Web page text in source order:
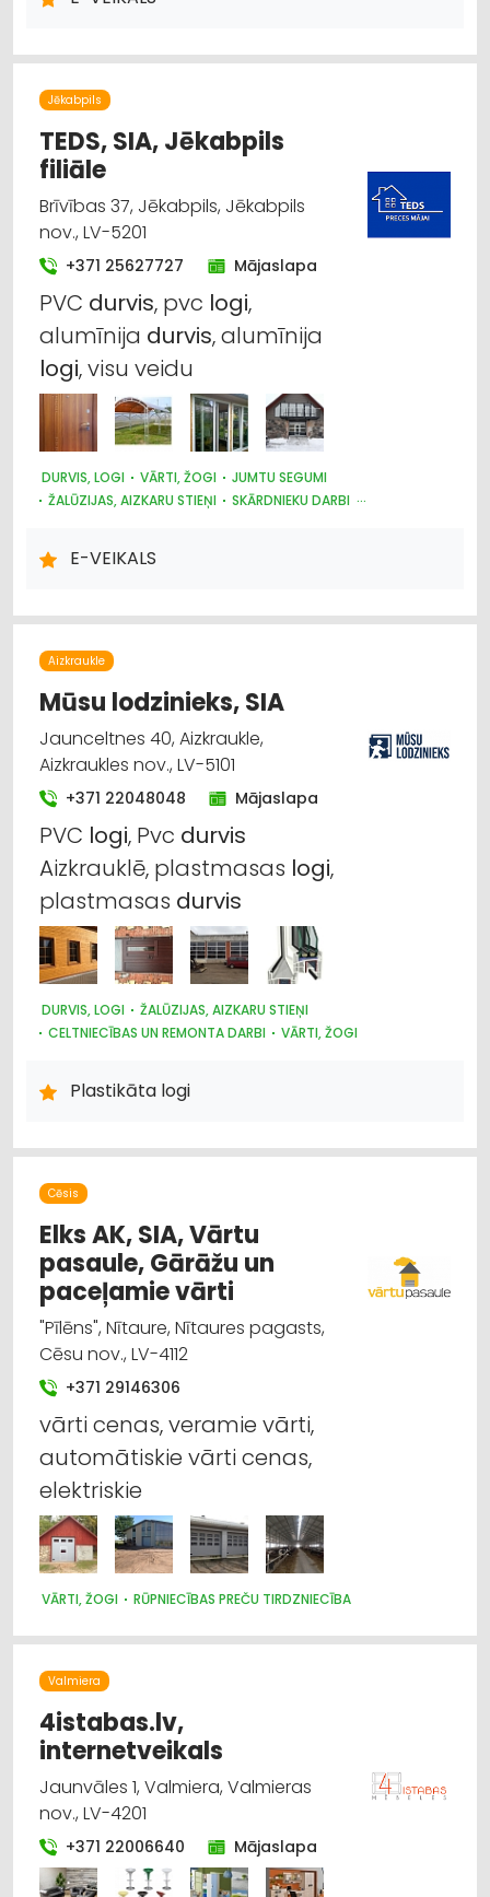
METĀLIZSTRĀDĀJUMI
AUTO RIEPU, AUTO DISKU TIRDZNIECĪBA
Jēkabpils
TEDS, SIA, Jēkabpils
filiāle
Brīvības 37, Jēkabpils, Jēkabpils
nov., LV-5201
+371 25627727 Mājaslapa
PVC durvis, pvc logi,
alumīnija durvis, alumīnija
logi, visu veidu
DURVIS, LOGI VĀRTI, ŽOGI
JUMTU SEGUMI
ŽALŪZIJAS, AIZKARU STIEŅI
SKĀRDNIEKU DARBI
METĀLIZSTRĀDĀJUMI
AUTO RIEPU, AUTO DISKU TIRDZNIECĪBA
E-VEIKALS
Aizkraukle
Mūsu lodzinieks, SIA
Jaunceltnes 40, Aizkraukle,
Aizkraukles nov., LV-5101
+371 22048048 Mājaslapa
PVC logi, Pvc durvis
Aizkrauklē, plastmasas logi,
plastmasas durvis
DURVIS, LOGI
ŽALŪZIJAS, AIZKARU STIEŅI
CELTNIECĪBAS UN REMONTA DARBI
VĀRTI, ŽOGI
Plastikāta logi
Cēsis
Elks AK, SIA, Vārtu
pasaule, Gārāžu un
paceļamie vārti
"Pīlēns", Nītaure, Nītaures pagasts,
Cēsu nov., LV-4112
+371 29146306
vārti cenas, veramie vārti,
automātiskie vārti cenas,
elektriskie
VĀRTI, ŽOGI RŪPNIECĪBAS PREČU TIRDZNIECĪBA
Valmiera
4istabas.lv,
internetveikals
Jaunvāles 1, Valmiera, Valmieras
nov., LV-4201
+371 22006640 Mājaslapa